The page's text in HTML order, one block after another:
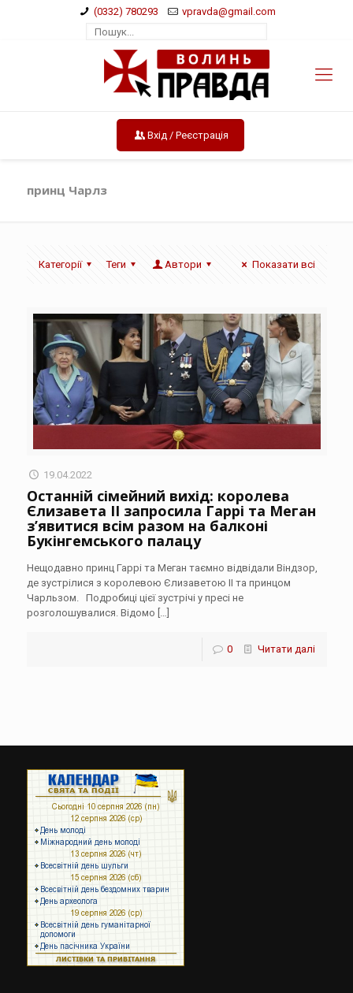
(0332) 780293 vpravda@gmail.com
Вхід / Реєстрація
принц Чарлз
Категорії Теги Автори Показати всі
19.04.2022
Останній сімейний вихід: королева
Єлизавета II запросила Гаррі та Меган
з’явитися всім разом на балконі
Букінгемського палацу
Нещодавно принц Гаррі та Меган таємно відвідали Віндзор,
де зустрілися з королевою Єлизаветою II та принцом
Чарльзом. Подробиці цієї зустрічі у пресі не
розголошувалися. Відомо […]
0 Читати далі